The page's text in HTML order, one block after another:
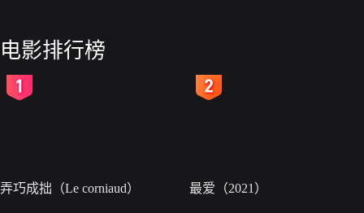
电影排行榜
弄巧成拙（Le corniaud） 最爱（2021）